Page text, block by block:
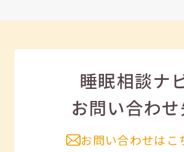
睡眠相談ナ
お問い合わ
お問い合わせはこ